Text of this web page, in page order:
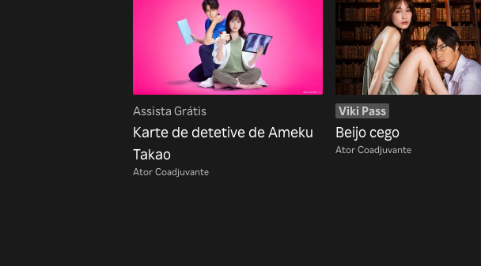
Assista Grátis
Karte de detetive de Ameku
Takao
Ator Coadjuvante
Viki Pass
Beijo cego
Ator Coadjuvante